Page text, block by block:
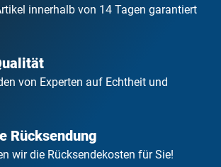
innerhalb von 14 Tagen garantiert
von Experten auf Echtheit und
Rücksendung
wir die Rücksendekosten für Sie!